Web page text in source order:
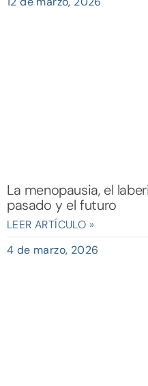
La menopausia, el
pasado y el futuro
LEER ARTÍCULO »
4 de marzo, 2026